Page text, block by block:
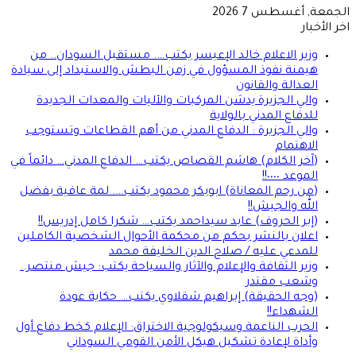
الجمعة, أغسطس 7 2026
اخر الأخبار
وزير الاعلام خالد الإعيسر يكتب…. مستقبل السودان.. من
هيمنة نفوذ المسؤول في زمن البطش والاستبداد إلى سيادة
العدالة والقانون
والي الجزيرة يدشن المركبات والآليات والمعدات الجديدة
للدفاع المدني بالولاية
والي الجزيرة : الدفاع المدني من أهم القطاعات وتستوجب
الاهتمام
(آخر الكلام) هاشم القصاص يكتب… الدفاع المدني… دائماً في
الموعد ٠٠٠٠!!
(من رحم المعاناة) ابوبكر محمود يكتب…. لمة عافية بفضل
الله والجيش!!
(إبر الحروف) عابد سيداحمد يكتب… شكرا كامل إدريس!!
اعلان بالنشر بحكم من محكمة الأحوال الشخصية الكاملين
للمدعي عليه / صلاح الدين الخليفة محمد
وزير الثقافة والإعلام والآثار والسياحة يكتب: جيش منتصر..
وشعب مقتدر
(وجه الحقيقة) إبراهيم شقلاوي يكتب… حكاية عودة
الشهداء!!
الحرب الناعمة وسيكولوجية الاختراق: الإعلام كخط دفاع أول
وأداة لإعادة تشكيل هيكل الأمن القومي السوداني